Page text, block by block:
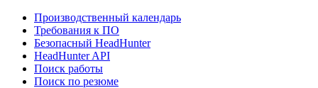
Производственный календарь
Требования к ПО
Безопасный HeadHunter
HeadHunter API
Поиск работы
Поиск по резюме